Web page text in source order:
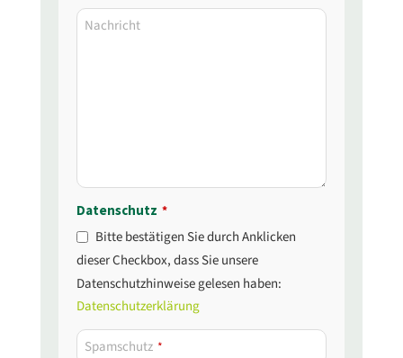
Nachricht
Datenschutz *
Bitte bestätigen Sie durch Anklicken
dieser Checkbox, dass Sie unsere
Datenschutzhinweise gelesen haben:
Datenschutzerklärung
Spamschutz *